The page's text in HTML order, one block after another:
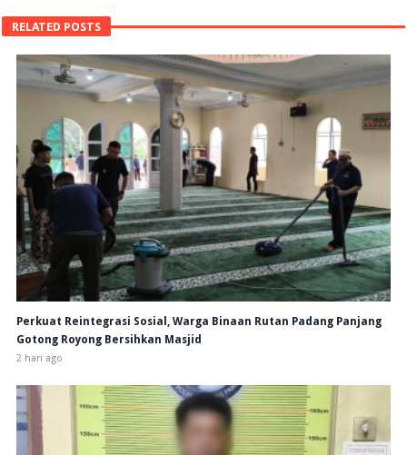
RELATED POSTS
Perkuat Reintegrasi Sosial, Warga Binaan Rutan Padang Panjang
Gotong Royong Bersihkan Masjid
2 hari ago